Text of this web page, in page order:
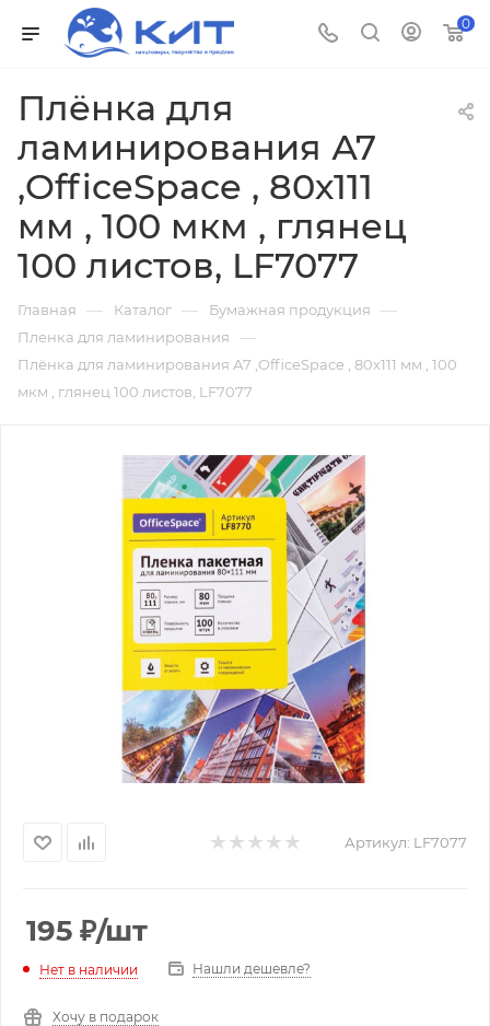
0
Плёнка для
ламинирования А7
,OfficeSpace , 80х111
мм , 100 мкм , глянец
100 листов, LF7077
Главная — Каталог — Бумажная продукция —
Пленка для ламинирования —
Плёнка для ламинирования А7 ,OfficeSpace , 80х111 мм , 100
мкм , глянец 100 листов, LF7077
Артикул: LF7077
195 ₽/шт
Нет в наличии Нашли дешевле?
Хочу в подарок